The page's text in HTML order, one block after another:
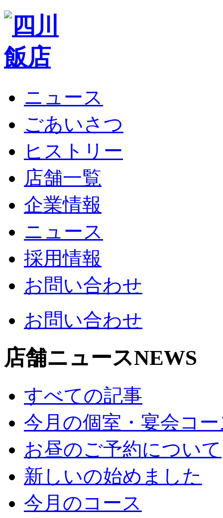
ニュース
ごあいさつ
ヒストリー
店舗一覧
企業情報
ニュース
採用情報
お問い合わせ
お問い合わせ
店舗ニュースNEWS
すべての記事
今月の個室・宴会コ
お昼のご予約について
新しいの始めました
今月のコース